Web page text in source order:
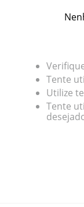
Tente
Utilize
Tente